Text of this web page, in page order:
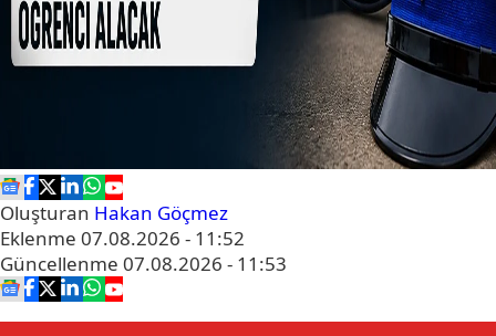
Oluşturan Hakan Göçmez
Eklenme 07.08.2026 - 11:52
Güncellenme 07.08.2026 - 11:53